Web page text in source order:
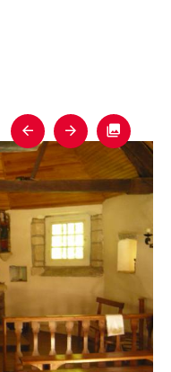
Previous
Next